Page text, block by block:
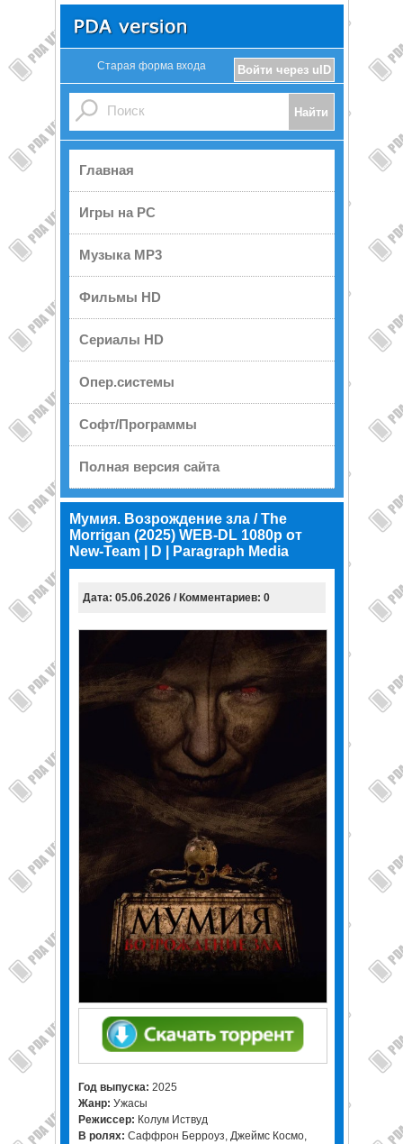
Войти через uID
Старая форма входа
Главная
Игры на PC
Музыка MP3
Фильмы HD
Сериалы HD
Опер.системы
Софт/Программы
Полная версия сайта
Мумия. Возрождение зла / The
Morrigan (2025) WEB-DL 1080p от
New-Team | D | Paragraph Media
Дата: 05.06.2026 / Комментариев: 0
Год выпуска: 2025
Жанр: Ужасы
Режиссер: Колум Иствуд
В ролях: Саффрон Берроуз, Джеймс Космо,